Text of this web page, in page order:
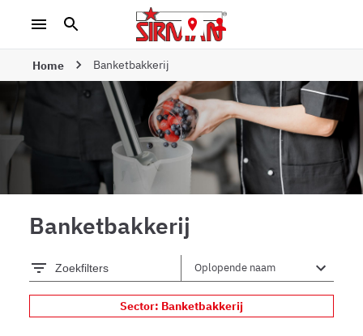
Home Banketbakkerij
Banketbakkerij
Zoekfilters
Sector: Banketbakkerij